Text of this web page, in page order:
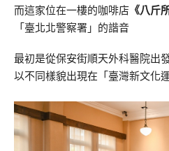
而這家位在一樓的咖啡店 《八斤
「臺北北警察署」的諧音
最初是從保安街順天外科醫院出
以不同樣貌出現在「臺灣新文化